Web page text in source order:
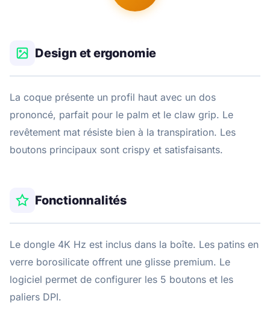
Design et ergonomie
La coque présente un profil haut avec un dos
prononcé, parfait pour le palm et le claw grip. Le
revêtement mat résiste bien à la transpiration. Les
boutons principaux sont crispy et satisfaisants.
Fonctionnalités
Le dongle 4K Hz est inclus dans la boîte. Les patins en
verre borosilicate offrent une glisse premium. Le
logiciel permet de configurer les 5 boutons et les
paliers DPI.